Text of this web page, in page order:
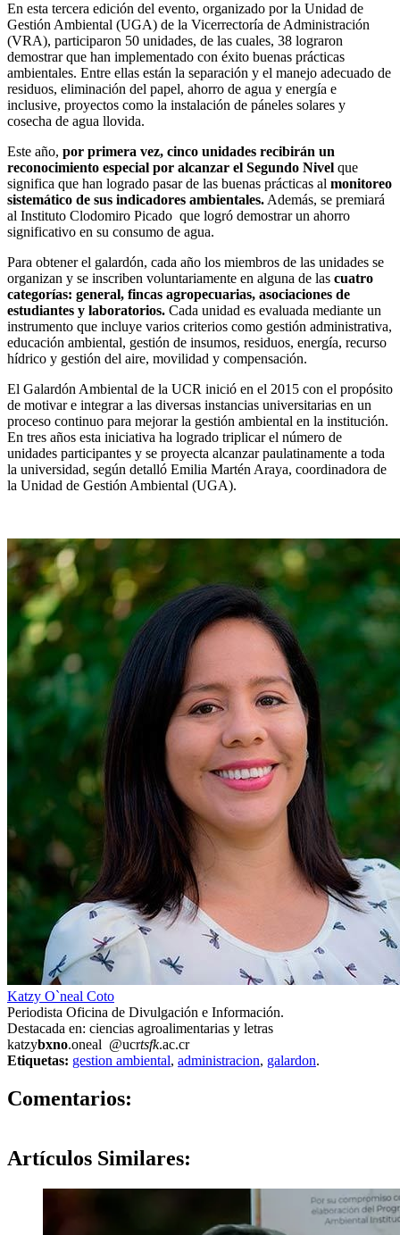
En esta tercera edición del evento, organizado por la Unidad de
Gestión Ambiental (UGA) de la Vicerrectoría de Administración
(VRA), participaron 50 unidades, de las cuales, 38 lograron
demostrar que han implementado con éxito buenas prácticas
ambientales. Entre ellas están la separación y el manejo adecuado de
residuos, eliminación del papel, ahorro de agua y energía e
inclusive, proyectos como la instalación de páneles solares y
cosecha de agua llovida.
Este año, por primera vez, cinco unidades recibirán un
reconocimiento especial por alcanzar el Segundo Nivel que
significa que han logrado pasar de las buenas prácticas al monitoreo
sistemático de sus indicadores ambientales. Además, se premiará
al Instituto Clodomiro Picado que logró demostrar un ahorro
significativo en su consumo de agua.
Para obtener el galardón, cada año los miembros de las unidades se
organizan y se inscriben voluntariamente en alguna de las cuatro
categorías: general, fincas agropecuarias, asociaciones de
estudiantes y laboratorios. Cada unidad es evaluada mediante un
instrumento que incluye varios criterios como gestión administrativa,
educación ambiental, gestión de insumos, residuos, energía, recurso
hídrico y gestión del aire, movilidad y compensación.
El Galardón Ambiental de la UCR inició en el 2015 con el propósito
de motivar e integrar a las diversas instancias universitarias en un
proceso continuo para mejorar la gestión ambiental en la institución.
En tres años esta iniciativa ha logrado triplicar el número de
unidades participantes y se proyecta alcanzar paulatinamente a toda
la universidad, según detalló Emilia Martén Araya, coordinadora de
la Unidad de Gestión Ambiental (UGA).
Katzy O`neal Coto
Periodista Oficina de Divulgación e Información.
Destacada en: ciencias agroalimentarias y letras
katzybxno.oneal @ucrtsfk.ac.cr
Etiquetas: gestion ambiental, administracion, galardon.
Comentarios:
Artículos Similares: